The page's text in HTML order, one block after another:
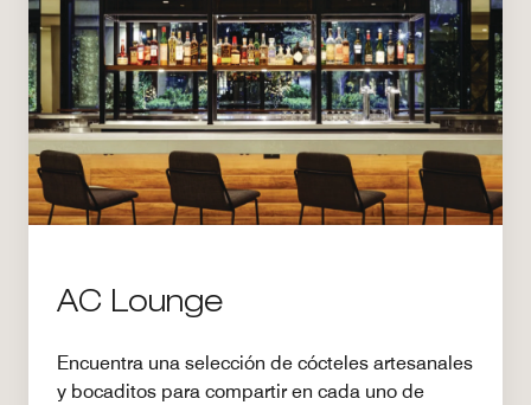
AC Lounge
Encuentra una selección de cócteles artesanales
y bocaditos para compartir en cada uno de